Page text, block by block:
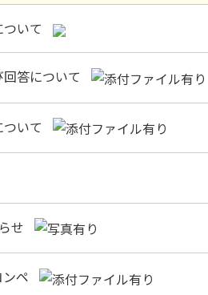
いて
答について
いて
せ
ペ